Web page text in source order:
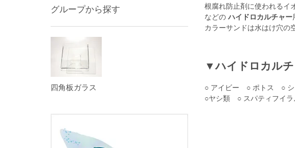
根腐れ防止剤に使われるイ
などの ハイドロカルチャー
カラーサンドは水はけ穴の
▼ハイドロカル
○ アイビー ○ ポトス ○ シ
○ヤシ類 ○ スパティフイ
グループから探す
四角板ガラス